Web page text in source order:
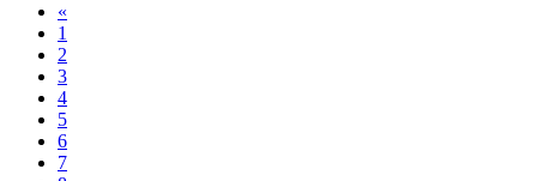
«
1
2
3
4
5
6
7